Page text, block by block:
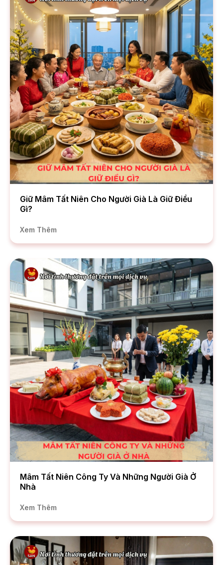
Giữ Mâm Tất Niên Cho Người Già Là Giữ Điều
Gì?
Xem Thêm
Mâm Tất Niên Công Ty Và Những Người Già Ở
Nhà
Xem Thêm